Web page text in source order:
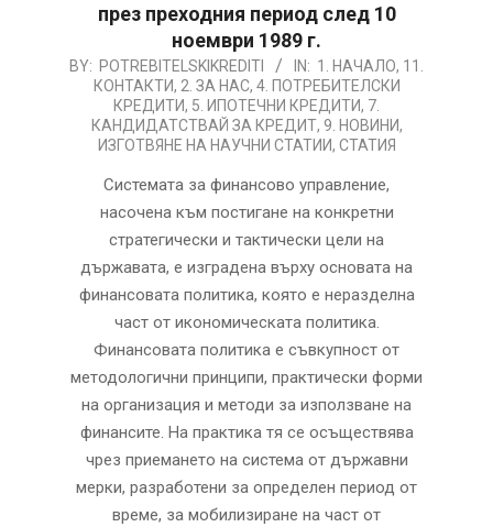
през преходния период след 10
ноември 1989 г.
2026-
BY: POTREBITELSKIKREDITI IN: 1. НАЧАЛО, 11.
КОНТАКТИ, 2. ЗА НАС, 4. ПОТРЕБИТЕЛСКИ
КРЕДИТИ, 5. ИПОТЕЧНИ КРЕДИТИ, 7.
КАНДИДАТСТВАЙ ЗА КРЕДИТ, 9. НОВИНИ,
ИЗГОТВЯНЕ НА НАУЧНИ СТАТИИ, СТАТИЯ
Системата за финансово управление,
насочена към постигане на конкретни
стратегически и тактически цели на
държавата, е изградена върху основата на
финансовата политика, която е неразделна
част от икономическата политика.
Финансовата политика е съвкупност от
методологични принципи, практически форми
на организация и методи за използване на
финансите. На практика тя се осъществява
чрез приемането на система от държавни
мерки, разработени за определен период от
време, за мобилизиране на част от